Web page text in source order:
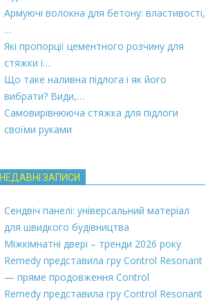
Армуючі волокна для бетону: властивості,
…
Які пропорції цементного розчину для
стяжки і…
Що таке наливна підлога і як його
вибрати? Види,…
Самовирівнююча стяжка для підлоги
своїми руками
НЕДАВНІ ЗАПИСИ
Сендвіч панелі: універсальний матеріал
для швидкого будівництва
Міжкімнатні двері – тренди 2026 року
Remedy представила гру Control Resonant
— пряме продовження Control
Remedy представила гру Control Resonant